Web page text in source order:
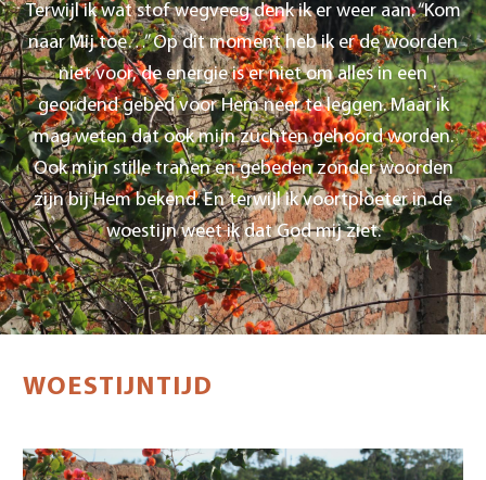
Terwijl ik wat stof wegveeg denk ik er weer aan. “Kom
naar Mij toe…” Op dit moment heb ik er de woorden
niet voor, de energie is er niet om alles in een
geordend gebed voor Hem neer te leggen. Maar ik
mag weten dat ook mijn zuchten gehoord worden.
Ook mijn stille tranen en gebeden zonder woorden
zijn bij Hem bekend. En terwijl ik voortploeter in de
woestijn weet ik dat God mij ziet.
WOESTIJNTIJD